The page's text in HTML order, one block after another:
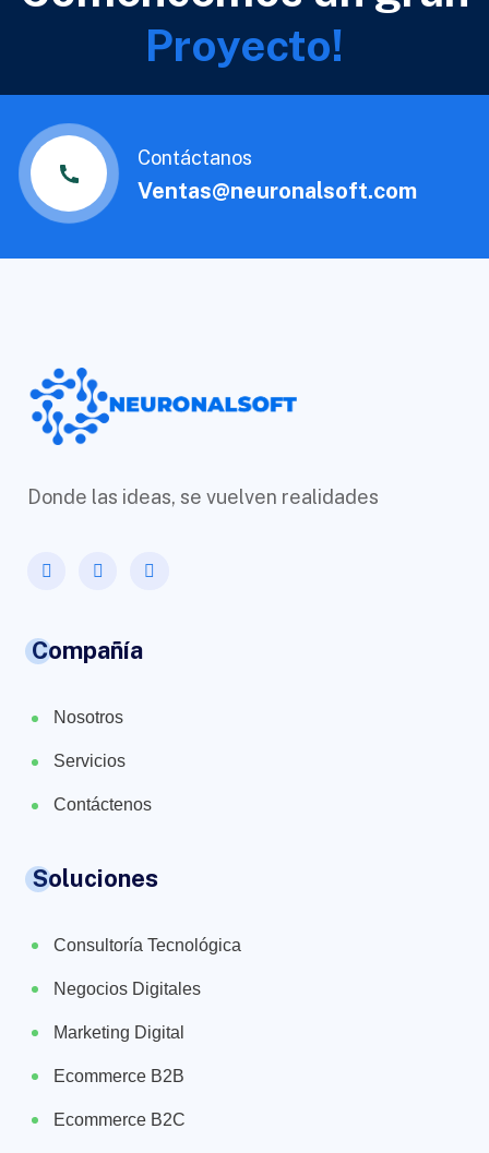
Proyecto!
Contáctanos
Ventas@neuronalsoft.com
Donde las ideas, se vuelven realidades
Compañía
Nosotros
Servicios
Contáctenos
Soluciones
Consultoría Tecnológica
Negocios Digitales
Marketing Digital
Ecommerce B2B
Ecommerce B2C